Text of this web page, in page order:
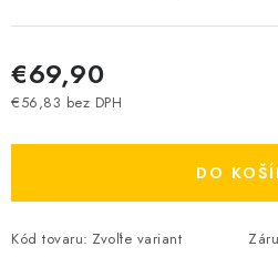
€69,90
€56,83 bez DPH
DO
Kód tovaru: Zvoľte variant